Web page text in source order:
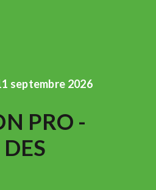
septembre 2026
PRO -